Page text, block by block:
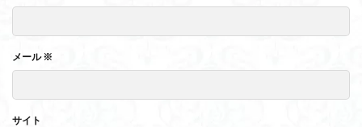
メール※
サイト